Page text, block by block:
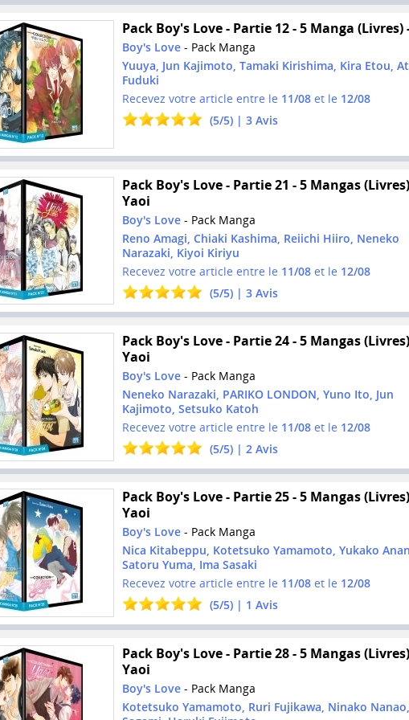
Pack Boy's Love - Partie 12 - 5 Manga (Livres)
Boy's Love- Pack Manga
Yuuya, Jun Kajimoto, Tamaki Kirishima, Kira Etou,
Fuduki
Recevez votre article entre le 11/08et le 12/08
(5/5) | 3Avis
Pack Boy's Love - Partie 21 - 5 Mangas
Yaoi
Boy's Love- Pack Manga
Reno Amagi, Chiaki Kashima, Reiichi Hiiro, Neneko
Narazaki, Kiyoi Kiriyu
Recevez votre article entre le 11/08et le 12/08
(5/5) | 3Avis
Pack Boy's Love - Partie 24 - 5 Mangas
Yaoi
Boy's Love- Pack Manga
Neneko Narazaki, PARIKO LONDON, Yuno Ito, Jun
Kajimoto, Setsuko Katoh
Recevez votre article entre le 11/08et le 12/08
(5/5) | 2Avis
Pack Boy's Love - Partie 25 - 5 Mangas
Yaoi
Boy's Love- Pack Manga
Nica Kitabeppu, Kotetsuko Yamamoto, Yukako
Satoru Yuma, Ima Sasaki
Recevez votre article entre le 11/08et le 12/08
(5/5) | 1 Avis
Pack Boy's Love - Partie 28 - 5 Mangas
Yaoi
Boy's Love- Pack Manga
Kotetsuko Yamamoto, Ruri Fujikawa, Ninako